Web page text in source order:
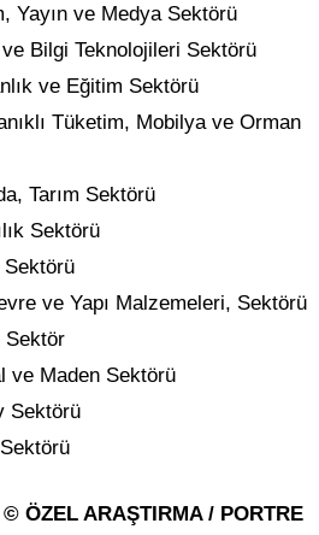
Yayın ve Medya Sektörü
Bilgi Teknolojileri Sektörü
ve Eğitim Sektörü
Tüketim, Mobilya ve Orman
Tarım Sektörü
Sektörü
ve Yapı Malzemeleri, Sektörü
Sektör
ve Maden Sektörü
Sektörü
ÖZEL ARAŞTIRMA / PORTRE